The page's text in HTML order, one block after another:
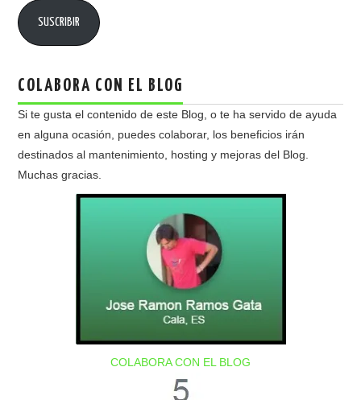
SUSCRIBIR
COLABORA CON EL BLOG
Si te gusta el contenido de este Blog, o te ha servido de ayuda
en alguna ocasión, puedes colaborar, los beneficios irán
destinados al mantenimiento, hosting y mejoras del Blog.
Muchas gracias.
COLABORA CON EL BLOG